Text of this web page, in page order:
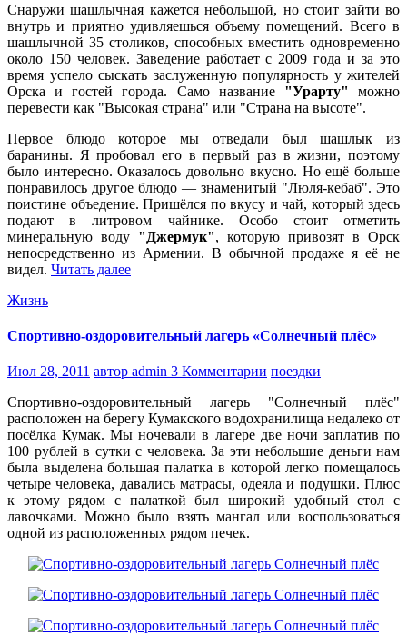
Снаружи шашлычная кажется небольшой, но стоит зайти во
внутрь и приятно удивляешься объему помещений. Всего в
шашлычной 35 столиков, способных вместить одновременно
около 150 человек. Заведение работает с 2009 года и за это
время успело сыскать заслуженную популярность у жителей
Орска и гостей города. Само название "Урарту"
можно
перевести как "Высокая страна" или "Страна на высоте".
Первое блюдо которое мы отведали был шашлык из
баранины. Я пробовал его в первый раз в жизни, поэтому
было интересно. Оказалось довольно вкусно. Но ещё больше
понравилось другое блюдо — знаменитый "Люля-кебаб". Это
поистине объедение. Пришёлся по вкусу и чай, который здесь
подают в литровом чайнике. Особо стоит отметить
минеральную воду "Джермук", которую привозят в Орск
непосредственно из Армении. В обычной продаже я её не
видел. Читать далее
Жизнь
Спортивно-оздоровительный лагерь «Солнечный плёс»
Июл 28, 2011 автор admin 3 Комментарии поездки
Спортивно-оздоровительный лагерь "Солнечный плёс"
расположен на берегу Кумакского водохранилища недалеко от
посёлка Кумак. Мы ночевали в лагере две ночи заплатив по
100 рублей в сутки с человека. За эти небольшие деньги нам
была выделена большая палатка в которой легко помещалось
четыре человека, давались матрасы, одеяла и подушки. Плюс
к этому рядом с палаткой был широкий удобный стол с
лавочками. Можно было взять мангал или воспользоваться
одной из расположенных рядом печек.